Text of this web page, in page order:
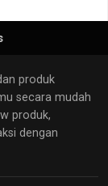
produk
secara mudah
produk,
dengan